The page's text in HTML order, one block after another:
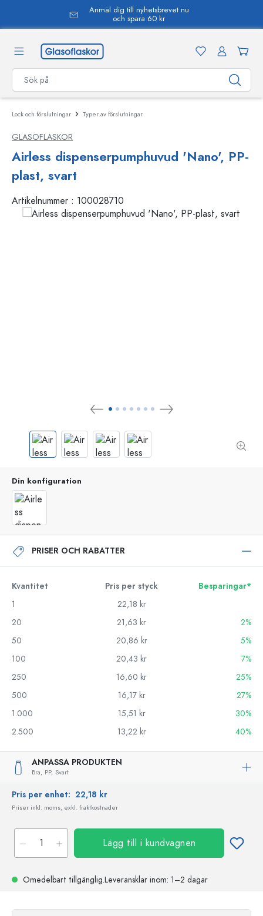
Anmäl dig till nyhetsbrevet nu
och spara 60 kr
Lock och förslutningar Typer av förslutningar
GLASOFLASKOR
Airless dispenserpumphuvud 'Nano', PP-
plast, svart
Artikelnummer : 100028710
Din konfiguration
PRISER OCH RABATTER
Kvantitet Pris per styck
Besparingar*
1
22,18 kr
20
21,63 kr
2%
50
20,86 kr
5%
100
20,43 kr
7%
250
16,60 kr
25%
500
16,17 kr
27%
1.000
15,51 kr
30%
2.500
13,22 kr 40%
ANPASSA PRODUKTEN
Bra, PP, Svart
Pris per enhet: 22,18 kr
Priser inkl. moms, exkl. fraktkostnader
Lägg till i kundvagnen
Omedelbart tillgänglig.Leveransklar inom: 1–2 dagar